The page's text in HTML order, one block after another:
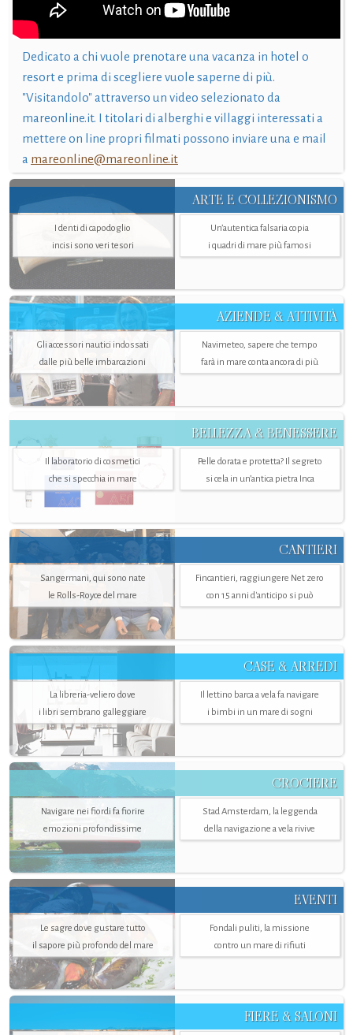
Dedicato a chi vuole prenotare una vacanza in hotel o
resort e prima di scegliere vuole saperne di più.
"Visitandolo" attraverso un video selezionato da
mareonline.it. I titolari di alberghi e villaggi interessati a
mettere on line propri filmati possono inviare una e mail
a mareonline@mareonline.it
ARTE E COLLEZIONISMO
I denti di capodoglio
incisi sono veri tesori
Un’autentica falsaria copia
i quadri di mare più famosi
AZIENDE & ATTIVITÀ
Gli accessori nautici indossati
dalle più belle imbarcazioni
Navimeteo, sapere che tempo
farà in mare conta ancora di più
BELLEZZA & BENESSERE
Il laboratorio di cosmetici
che si specchia in mare
Pelle dorata e protetta? Il segreto
si cela in un’antica pietra Inca
CANTIERI
Sangermani, qui sono nate
le Rolls-Royce del mare
Fincantieri, raggiungere Net zero
con 15 anni d'anticipo si può
CASE & ARREDI
La libreria-veliero dove
i libri sembrano galleggiare
Il lettino barca a vela fa navigare
i bimbi in un mare di sogni
CROCIERE
Navigare nei fiordi fa fiorire
emozioni profondissime
Stad Amsterdam, la leggenda
della navigazione a vela rivive
EVENTI
Le sagre dove gustare tutto
il sapore più profondo del mare
Fondali puliti, la missione
contro un mare di rifiuti
FIERE & SALONI